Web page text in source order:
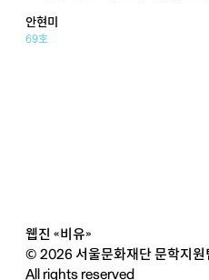
안현미
69호
웹진 «비유»
© 2026 서울문화재단 문학지원
All rights reserved